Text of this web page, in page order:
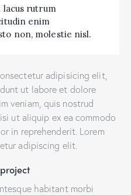
lacus rutrum
enim
non, molestie nisl.
adipisicing elit,
ut labore et dolore
veniam, quis nostrud
ut aliquip ex ea commodo
in reprehenderit. Lorem
adipiscing elit.
habitant morbi